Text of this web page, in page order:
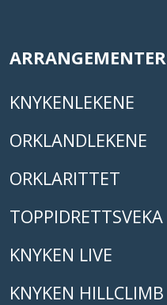
ARRANGEMENTER
KNYKENLEKENE
ORKLANDLEKENE
ORKLARITTET
TOPPIDRETTSVEKA
KNYKEN LIVE
KNYKEN HILLCLIMB